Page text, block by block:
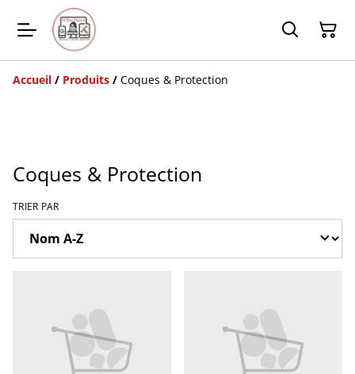
Accueil / Produits / Coques & Protection
Coques & Protection
TRIER PAR